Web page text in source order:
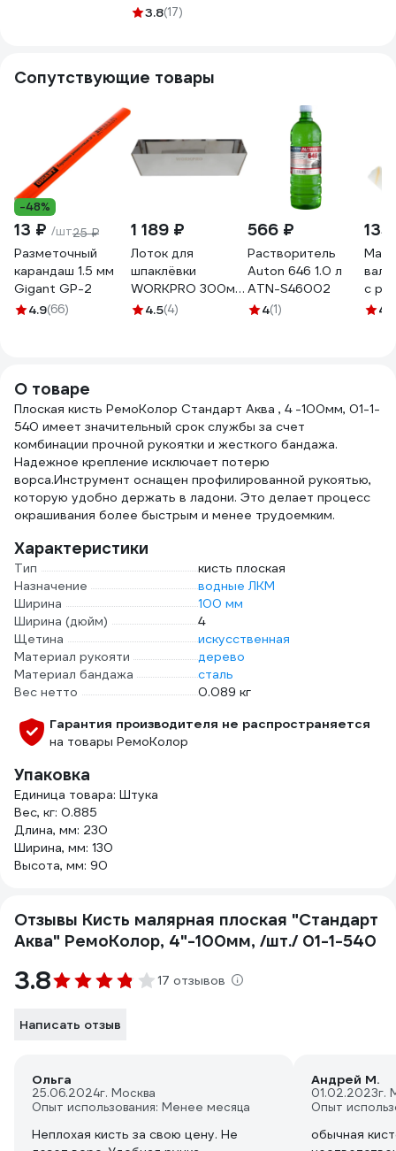
РемоКолор,
3.8(17)
Сопутствующие товары
-48%
13 ₽ /шт25 ₽
Разметочный
карандаш 1.5 мм
Gigant GP-2
4.9(66)
1 189 ₽
Лоток для
шпаклёвки
WORKPRO 300мм,
нержавейка
4.5(4)
566 ₽
Растворитель
Auton 646 1.0 л
ATN-S46002
4(1)
135
с
4.6
О товаре
Плоская кисть РемоКолор Стандарт Аква , 4 -100мм, 01-1-
540 имеет значительный срок службы за счет
комбинации прочной рукоятки и жесткого бандажа.
Надежное крепление исключает потерю
ворса.Инструмент оснащен профилированной рукоятью,
которую удобно держать в ладони. Это делает процесс
окрашивания более быстрым и менее трудоемким.
Характеристики
Тип
кисть плоская
Назначение
водные ЛКМ
Ширина
100 мм
Ширина (дюйм)
4
Щетина
искусственная
Материал рукояти
дерево
Материал бандажа
сталь
Вес нетто
0.089 кг
Гарантия производителя не распространяется
на товары РемоКолор
Упаковка
Единица товара: Штука
Вес, кг: 0.885
Длина, мм: 230
Ширина, мм: 130
Высота, мм: 90
Отзывы Кисть малярная плоская "Стандарт
Аква" РемоКолор, 4"-100мм, /шт./ 01-1-540
3.8 17 отзывов
Написать отзыв
Ольга
25.06.2024г. Москва
Опыт использования: Менее месяца
Неплохая кисть за свою цену. Не
Андрей М.
01.02.2023г.
Опыт
обычная